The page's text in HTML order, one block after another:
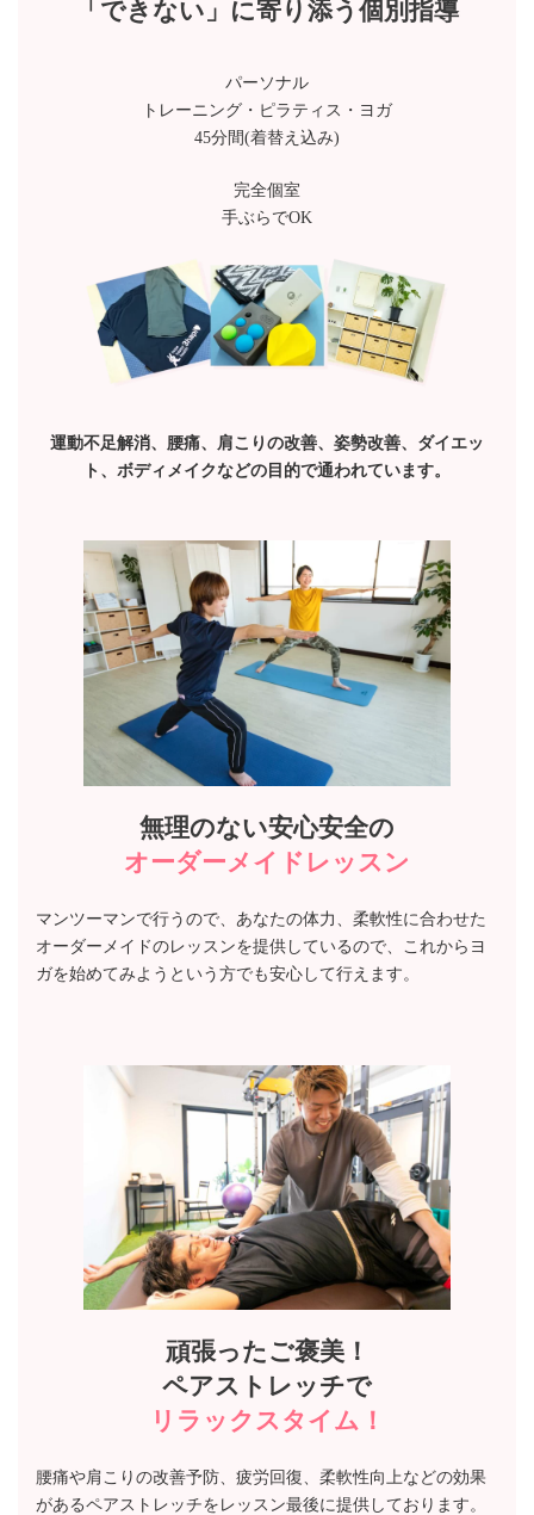
「できない」に寄り添う個別指導
パーソナル
トレーニング・ピラティス・ヨガ
45分間(着替え込み)
完全個室
手ぶらでOK
運動不足解消、腰痛、肩こりの改善、姿勢改善、ダイエッ
ト、ボディメイクなどの目的で通われています。
無理のない安心安全の
オーダーメイドレッスン
マンツーマンで行うので、あなたの体力、柔軟性に合わせた
オーダーメイドのレッスンを提供しているので、これからヨ
ガを始めてみようという方でも安心して行えます。
頑張ったご褒美！
ペアストレッチで
リラックスタイム！
腰痛や肩こりの改善予防、疲労回復、柔軟性向上などの効果
があるペアストレッチをレッスン最後に提供しております。